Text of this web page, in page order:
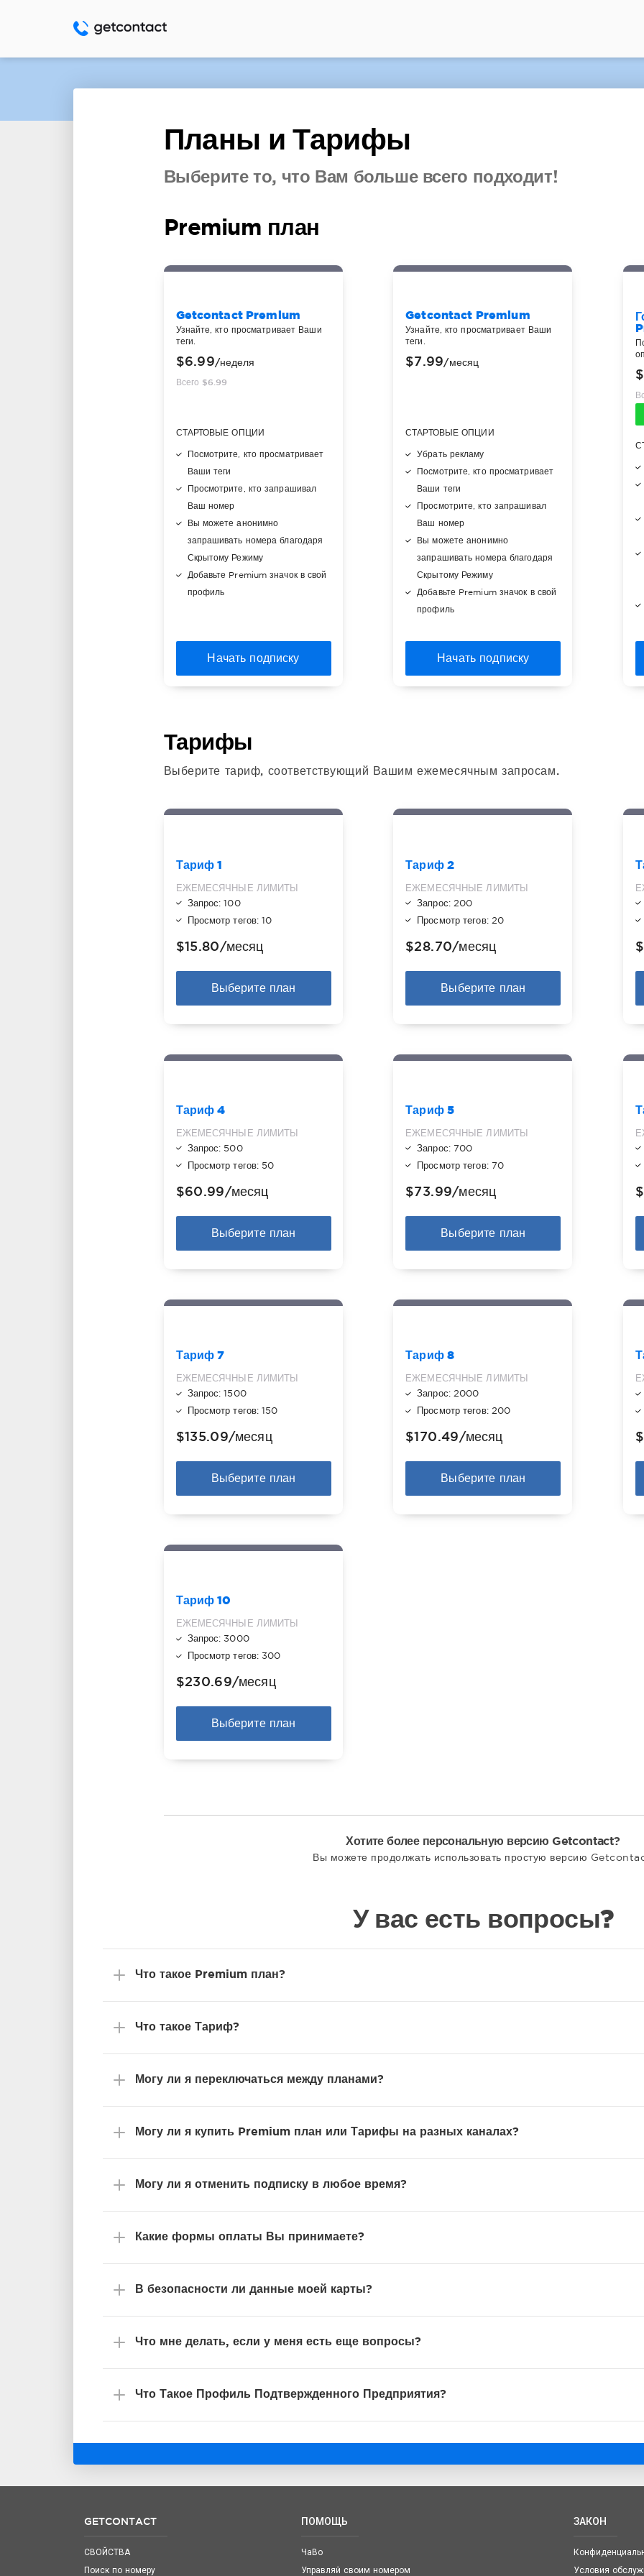
Планы и Тарифы
Выберите то, что Вам больше всего подходит!
Premium план
Getcontact Premium
Узнайте, кто просматривает Ваши
теги.
$6.99/неделя
Всего $6.99
СТАРТОВЫЕ ОПЦИИ
Посмотрите, кто просматривает
Ваши теги
Просмотрите, кто запрашивал
Ваш номер
Вы можете анонимно
запрашивать номера благодаря
Скрытому Режиму
Добавьте Premium значок в свой
профиль
Начать подписку
Getcontact Premium
Узнайте, кто просматривает Ваши
теги.
$7.99/месяц
СТАРТОВЫЕ ОПЦИИ
Убрать рекламу
Посмотрите, кто просматривает
Ваши теги
Просмотрите, кто запрашивал
Ваш номер
Вы можете анонимно
запрашивать номера благодаря
Скрытому Режиму
Добавьте Premium значок в свой
профиль
Начать подписку
Тарифы
Выберите тариф, соответствующий Вашим ежемесячным запросам.
Тариф 1
ЕЖЕМЕСЯЧНЫЕ ЛИМИТЫ
Запрос: 100
Просмотр тегов: 10
$15.80/месяц
Выберите план
Тариф 2
ЕЖЕМЕСЯЧНЫЕ ЛИМИТЫ
Запрос: 200
Просмотр тегов: 20
$28.70/месяц
Выберите план
Тариф 4
ЕЖЕМЕСЯЧНЫЕ ЛИМИТЫ
Запрос: 500
Просмотр тегов: 50
$60.99/месяц
Выберите план
Тариф 5
ЕЖЕМЕСЯЧНЫЕ ЛИМИТЫ
Запрос: 700
Просмотр тегов: 70
$73.99/месяц
Выберите план
Тариф 7
ЕЖЕМЕСЯЧНЫЕ ЛИМИТЫ
Запрос: 1500
Просмотр тегов: 150
$135.09/месяц
Выберите план
Тариф 8
ЕЖЕМЕСЯЧНЫЕ ЛИМИТЫ
Запрос: 2000
Просмотр тегов: 200
$170.49/месяц
Выберите план
Тариф 10
ЕЖЕМЕСЯЧНЫЕ ЛИМИТЫ
Запрос: 3000
Просмотр тегов: 300
$230.69/месяц
Выберите план
Хотите более персональную версию Getcontact?
Вы можете продолжать использовать простую версию
У вас есть вопросы?
Что такое Premium план?
Что такое Тариф?
Могу ли я переключаться между планами?
Могу ли я купить Premium план или Тарифы на разных каналах?
Могу ли я отменить подписку в любое время?
Какие формы оплаты Вы принимаете?
В безопасности ли данные моей карты?
Что мне делать, если у меня есть еще вопросы?
Что Такое Профиль Подтвержденного Предприятия?
GETCONTACT
СВОЙСТВА
Поиск по номеру
ПОМОЩЬ
ЧаВо
Управляй своим номером
ЗАКОН
Условия